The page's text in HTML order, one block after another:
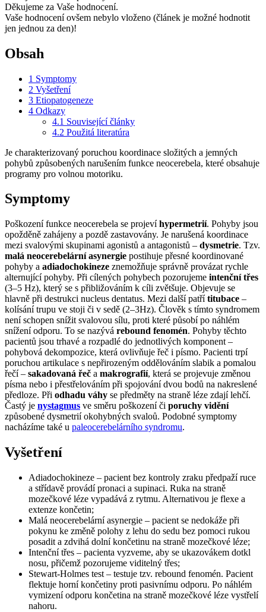
Děkujeme za Vaše hodnocení.
Vaše hodnocení ovšem nebylo vloženo (článek je možné hodnotit
jen jednou za den)!
Obsah
1 Symptomy
2 Vyšetření
3 Etiopatogeneze
4 Odkazy
4.1 Související články
4.2 Použitá literatúra
Je charakterizovaný poruchou koordinace složitých a jemných
pohybů způsobených narušením funkce neocerebela, které obsahuje
programy pro volnou motoriku.
Symptomy
Poškození funkce neocerebela se projevíhypermetrií. Pohyby jsou
opožděně zahájeny a pozdě zastavovány. Je narušená koordinace
mezi svalovými skupinami agonistů a antagonistů – dysmetrie. Tzv.
malá neocerebelární asynergie postihuje přesné koordinované
pohyby a adiadochokineze znemožňuje správně provázat rychle
alternující pohyby. Při cílených pohybech pozorujeme intenční třes
(3–5 Hz), který se s přibližováním k cíli zvětšuje. Objevuje se
hlavně při destrukci nucleus dentatus. Mezi další patřítitubace –
kolísání trupu ve stoji či v sedě (2–3Hz). Člověk s tímto syndromem
není schopen snížit svalovou sílu, proti které působí po náhlém
snížení odporu. To se nazývá rebound fenomén. Pohyby těchto
pacientů jsou trhavé a rozpadlé do jednotlivých komponent –
pohybová dekompozice, která ovlivňuje řeč i písmo. Pacienti trpí
poruchou artikulace s nepřirozeným oddělováním slabik a pomalou
řečí – sakadovaná řeč a makrografií, která se projevuje změnou
písma nebo i přestřelováním při spojování dvou bodů na nakreslené
předloze. Při odhadu váhy se předměty na straně léze zdají lehčí.
Častý je nystagmus ve směru poškození či poruchy vidění
způsobené dysmetrií okohybných svaloů. Podobné symptomy
nacházíme také u paleocerebelárního syndromu.
Vyšetření
Adiadochokineze – pacient bez kontroly zraku předpaží ruce
a střídavě provádí pronaci a supinaci. Ruka na straně
mozečkové léze vypadává z rytmu. Alternativou je flexe a
extenze končetin;
Malá neocerebelární asynergie – pacient se nedokáže při
pokynu ke změně polohy z lehu do sedu bez pomoci rukou
posadit a zdvihá dolní končetinu na straně mozečkové léze;
Intenční třes – pacienta vyzveme, aby se ukazovákem dotkl
nosu, přičemž pozorujeme viditelný třes;
Stewart-Holmes test – testuje tzv. rebound fenomén. Pacient
flektuje horní končetiny proti pasivnímu odporu. Po náhlém
vymizení odporu končetina na straně mozečkové léze vystřelí
nahoru.